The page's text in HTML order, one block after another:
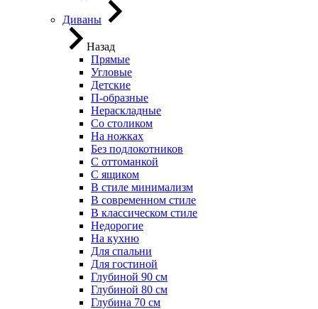
Диваны
Назад
Прямые
Угловые
Детские
П-образные
Нераскладные
Со столиком
На ножках
Без подлокотников
С оттоманкой
С ящиком
В стиле минимализм
В современном стиле
В классическом стиле
Недорогие
На кухню
Для спальни
Для гостиной
Глубиной 90 см
Глубиной 80 см
Глубина 70 см